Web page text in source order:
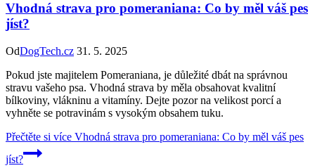
Vhodná strava pro pomeraniana: Co by měl váš pes
jíst?
OdDogTech.cz 31. 5. 2025
Pokud jste majitelem Pomeraniana, je důležité dbát na správnou
stravu vašeho psa. Vhodná strava by měla obsahovat kvalitní
bílkoviny, vlákninu a vitamíny. Dejte pozor na velikost porcí a
vyhněte se potravinám s vysokým obsahem tuku.
Přečtěte si více Vhodná strava pro pomeraniana: Co by měl váš pes
jíst?